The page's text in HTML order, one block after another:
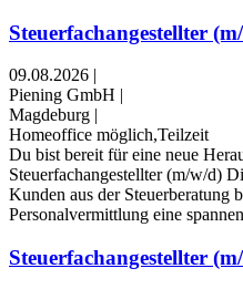
Steuerfachangestellter
09.08.2026 |
Piening GmbH |
Magdeburg |
Homeoffice möglich,Teilzeit
Du bist bereit für eine neue
Steuerfachangestellter (m/w/d)
Kunden aus der Steuerberatung
Personalvermittlung eine
Steuerfachangestellter